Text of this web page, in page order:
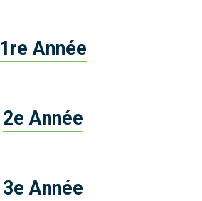
1re Année
2e Année
3e Année